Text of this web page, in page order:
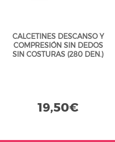
CALCETINES DESCANSO Y
COMPRESIÓN SIN DEDOS
SIN COSTURAS (280 DEN.)
19,50€